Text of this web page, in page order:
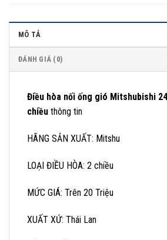
MÔ TẢ
ĐÁNH GIÁ (0)
Điều hòa nối ống gió Mitshubishi
chiều thông tin
HÃNG SẢN XUẤT: Mitshu
LOẠI ĐIỀU HÒA: 2 chiều
MỨC GIÁ: Trên 20 Triệu
XUẤT XỨ: Thái Lan